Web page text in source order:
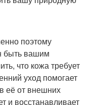
поэтому
быть вашим
что кожа требует
уход помогает
её от внешних
и восстанавливает